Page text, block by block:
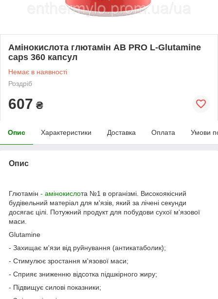
Амінокислота глютамін AB PRO L-Glutamine
caps 360 капсул
Немає в наявності
Роздріб
607 ₴
Опис Характеристики Доставка Оплата Умови
Опис
Глютамін - амінокислота №1 в організмі. Високоякісний
будівельний матеріал для м'язів, який за лічені секунди
досягає цілі. Потужний продукт для побудови сухої м'язової
маси.
Glutamine
- Захищає м'язи від руйнування (антикатаболик);
- Стимулює зростання м'язової маси;
- Сприяє зниженню відсотка підшкірного жиру;
- Підвищує силові показники;